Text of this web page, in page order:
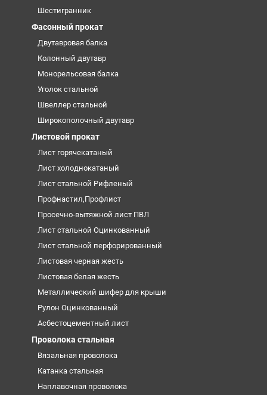
Шестигранник
Фасонный прокат
Двутавровая балка
Колонный двутавр
Монорельсовая балка
Уголок стальной
Швеллер стальной
Широкополочный двутавр
Листовой прокат
Лист горячекатаный
Лист холоднокатаный
Лист стальной Рифленый
Профнастил,Профлист
Просечно-вытяжной лист ПВЛ
Лист стальной Оцинкованный
Лист стальной перфорированный
Листовая черная жесть
Листовая белая жесть
Металлический шифер для крыши
Рулон Оцинкованный
Асбестоцементный лист
Проволока стальная
Вязальная проволока
Катанка стальная
Наплавочная проволока